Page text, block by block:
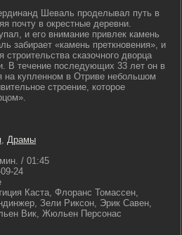
Шеваль проделывал путь в
почту в окрестные деревни.
и его внимание привлек камень
забирает «камень преткновения», и
сказочного дворца
В течение последующих 33 лет он в
на купленном в Отриве небольшом
строение, которое
, Драмы
/ 01:45
24
Каста, Флоранс Томассен,
Зели Риксон, Эрик Савен,
Вик, Жюльен Персонас